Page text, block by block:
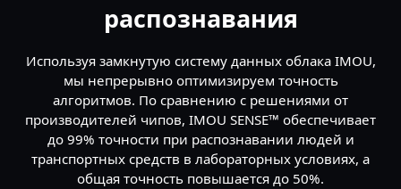
распознавания
Используя замкнутую систему данных облака IMOU,
мы непрерывно оптимизируем точность
алгоритмов. По сравнению с решениями от
производителей чипов, IMOU SENSE™ обеспечивает
до 99% точности при распознавании людей и
транспортных средств в лабораторных условиях, а
общая точность повышается до 50%.